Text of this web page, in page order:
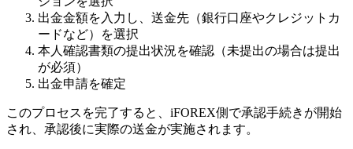
出金金額を入力し、送金先（銀行口座やクレジットカ
ードなど）を選択
本人確認書類の提出状況を確認（未提出の場合は提出
が必須）
出金申請を確定
このプロセスを完了すると、iFOREX側で承認手続きが開始
され、承認後に実際の送金が実施されます。